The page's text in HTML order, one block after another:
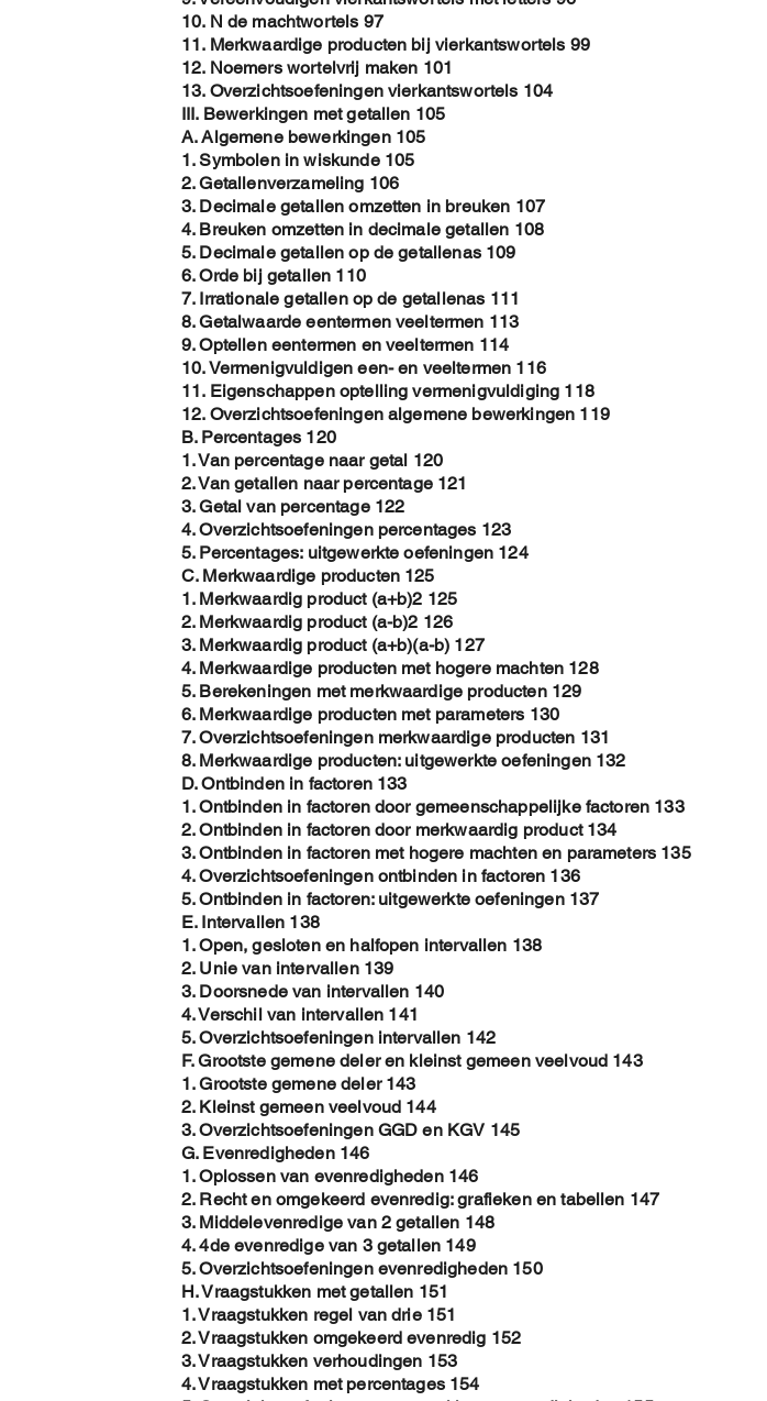
10. N de machtwortels 97
11. Merkwaardige producten bij vierkantswortels 99
12. Noemers wortelvrij maken 101
13. Overzichtsoefeningen vierkantswortels 104
III. Bewerkingen met getallen 105
A. Algemene bewerkingen 105
1. Symbolen in wiskunde 105
2. Getallenverzameling 106
3. Decimale getallen omzetten in breuken 107
4. Breuken omzetten in decimale getallen 108
5. Decimale getallen op de getallenas 109
6. Orde bij getallen 110
7. Irrationale getallen op de getallenas 111
8. Getalwaarde eentermen veeltermen 113
9. Optellen eentermen en veeltermen 114
10. Vermenigvuldigen een- en veeltermen 116
11. Eigenschappen optelling vermenigvuldiging 118
12. Overzichtsoefeningen algemene bewerkingen 119
B. Percentages 120
1. Van percentage naar getal 120
2. Van getallen naar percentage 121
3. Getal van percentage 122
4. Overzichtsoefeningen percentages 123
5. Percentages: uitgewerkte oefeningen 124
C. Merkwaardige producten 125
1. Merkwaardig product (a+b)2 125
2. Merkwaardig product (a-b)2 126
3. Merkwaardig product (a+b)(a-b) 127
4. Merkwaardige producten met hogere machten 128
5. Berekeningen met merkwaardige producten 129
6. Merkwaardige producten met parameters 130
7. Overzichtsoefeningen merkwaardige producten 131
8. Merkwaardige producten: uitgewerkte oefeningen 132
D. Ontbinden in factoren 133
1. Ontbinden in factoren door gemeenschappelijke factoren 133
2. Ontbinden in factoren door merkwaardig product 134
3. Ontbinden in factoren met hogere machten en parameters 135
4. Overzichtsoefeningen ontbinden in factoren 136
5. Ontbinden in factoren: uitgewerkte oefeningen 137
E. Intervallen 138
1. Open, gesloten en halfopen intervallen 138
2. Unie van intervallen 139
3. Doorsnede van intervallen 140
4. Verschil van intervallen 141
5. Overzichtsoefeningen intervallen 142
F. Grootste gemene deler en kleinst gemeen veelvoud 143
1. Grootste gemene deler 143
2. Kleinst gemeen veelvoud 144
3. Overzichtsoefeningen GGD en KGV 145
G. Evenredigheden 146
1. Oplossen van evenredigheden 146
2. Recht en omgekeerd evenredig: grafieken en tabellen 147
3. Middelevenredige van 2 getallen 148
4. 4de evenredige van 3 getallen 149
5. Overzichtsoefeningen evenredigheden 150
H. Vraagstukken met getallen 151
1. Vraagstukken regel van drie 151
2. Vraagstukken omgekeerd evenredig 152
3. Vraagstukken verhoudingen 153
4. Vraagstukken met percentages 154